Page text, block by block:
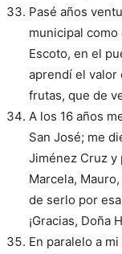
Pasé años
municipal
Escoto, en el
aprendí el valor
frutas, que de
A los 16 años
San José; me
Jiménez Cruz y
Marcela,
de serlo por
¡Gracias, Doña
En paralelo a